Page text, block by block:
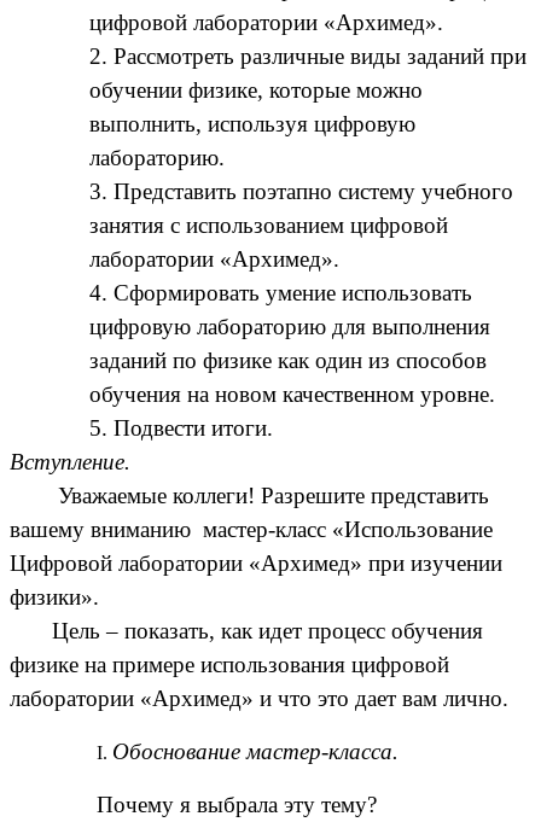
цифровой лаборатории «Архимед».
2. Рассмотреть различные виды заданий при
обучении физике, которые можно
выполнить, используя цифровую
лабораторию.
3. Представить поэтапно систему учебного
занятия с использованием цифровой
лаборатории «Архимед».
4. Сформировать умение использовать
цифровую лабораторию для выполнения
заданий по физике как один из способов
обучения на новом качественном уровне.
5. Подвести итоги.
Вступление.
Уважаемые коллеги! Разрешите представить
вашему вниманию мастер-класс «Использование
Цифровой лаборатории «Архимед» при изучении
физики».
Цель – показать, как идет процесс обучения
физике на примере использования цифровой
лаборатории «Архимед» и что это дает вам лично.
Обоснование мастер-класса.
Почему я выбрала эту тему?